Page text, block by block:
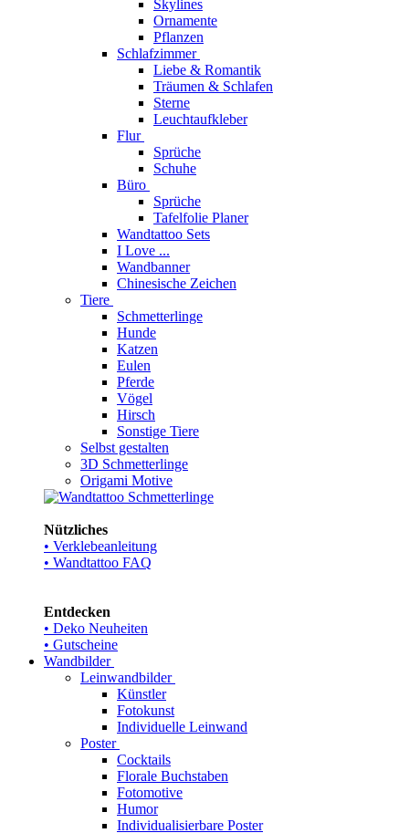
Skylines
Ornamente
Pflanzen
Schlafzimmer
Liebe & Romantik
Träumen & Schlafen
Sterne
Leuchtaufkleber
Flur
Sprüche
Schuhe
Büro
Sprüche
Tafelfolie Planer
Wandtattoo Sets
I Love ...
Wandbanner
Chinesische Zeichen
Tiere
Schmetterlinge
Hunde
Katzen
Eulen
Pferde
Vögel
Hirsch
Sonstige Tiere
Selbst gestalten
3D Schmetterlinge
Origami Motive
Nützliches
• Verklebeanleitung
• Wandtattoo FAQ
Entdecken
• Deko Neuheiten
• Gutscheine
Wandbilder
Leinwandbilder
Künstler
Fotokunst
Individuelle Leinwand
Poster
Cocktails
Florale Buchstaben
Fotomotive
Humor
Individualisierbare Poster